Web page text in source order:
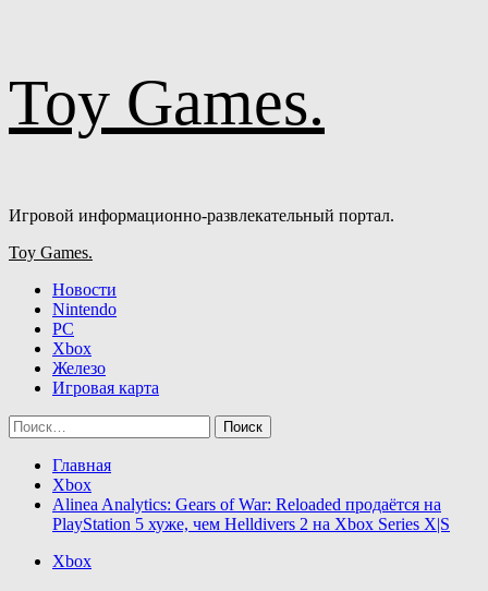
к
содержимому
Toy Games.
Игровой информационно-развлекательный портал.
Основное
Toy Games.
Новости
Nintendo
PC
Xbox
Железо
Игровая карта
Найти:
Главная
Xbox
Alinea Analytics: Gears of War: Reloaded продаётся на
PlayStation 5 хуже, чем Helldivers 2 на Xbox Series X|S
Xbox